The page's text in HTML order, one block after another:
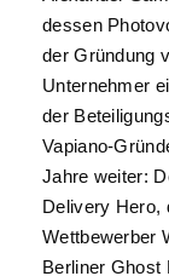
dessen
der Gründung
Unternehmer
der
Vapiano-
Jahre weiter:
Delivery Hero,
Wettbewerber
Berliner Ghost